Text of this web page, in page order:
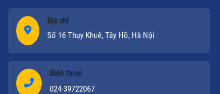
Địa chỉ
Số 16 Thụy Khuê, Tây Hồ, Hà Nội
Điện thoại
024-39722067